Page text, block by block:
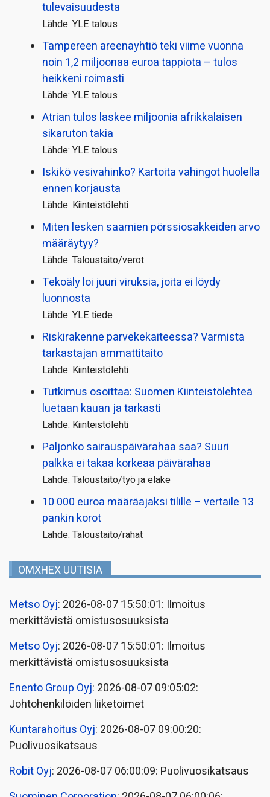
tulevaisuudesta
Lähde: YLE talous
Tampereen areenayhtiö teki viime vuonna
noin 1,2 miljoonaa euroa tappiota – tulos
heikkeni roimasti
Lähde: YLE talous
Atrian tulos laskee miljoonia afrikkalaisen
sikaruton takia
Lähde: YLE talous
Iskikö vesivahinko? Kartoita vahingot huolella
ennen korjausta
Lähde: Kiinteistölehti
Miten lesken saamien pörssi­osakkeiden arvo
määräytyy?
Lähde: Taloustaito/verot
Tekoäly loi juuri viruksia, joita ei löydy
luonnosta
Lähde: YLE tiede
Riskirakenne parvekekaiteessa? Varmista
tarkastajan ammattitaito
Lähde: Kiinteistölehti
Tutkimus osoittaa: Suomen Kiinteistölehteä
luetaan kauan ja tarkasti
Lähde: Kiinteistölehti
Paljonko sairauspäivä­rahaa saa? Suuri
palkka ei takaa korkeaa päivärahaa
Lähde: Taloustaito/työ ja eläke
10 000 euroa määräajaksi tilille – vertaile 13
pankin korot
Lähde: Taloustaito/rahat
OMXHEX UUTISIA
Metso Oyj: 2026-08-07 15:50:01: Ilmoitus
merkittävistä omistusosuuksista
Metso Oyj: 2026-08-07 15:50:01: Ilmoitus
merkittävistä omistusosuuksista
Enento Group Oyj: 2026-08-07 09:05:02:
Johtohenkilöiden liiketoimet
Kuntarahoitus Oyj: 2026-08-07 09:00:20:
Puolivuosikatsaus
Robit Oyj: 2026-08-07 06:00:09: Puolivuosikatsaus